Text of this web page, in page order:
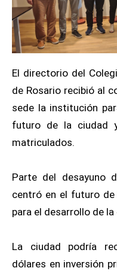
El directorio del
de Rosario recibió al
sede la institución
futuro de la ciudad
matriculados.
Parte del desayuno
centró en el futuro
para el desarrollo de la
La ciudad podría
dólares en inversión